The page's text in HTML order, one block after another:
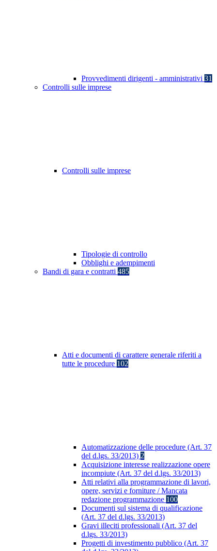
Provvedimenti dirigenti - amministrativi 31
Controlli sulle imprese
Controlli sulle imprese
Tipologie di controllo
Obblighi e adempimenti
Bandi di gara e contratti 485
Atti e documenti di carattere generale riferiti a
tutte le procedure 102
Automatizzazione delle procedure (Art. 37
del d.lgs. 33/2013) 2
Acquisizione interesse realizzazione opere
incompiute (Art. 37 del d.lgs. 33/2013)
Atti relativi alla programmazione di lavori,
opere, servizi e forniture / Mancata
redazione programmazione 100
Documenti sul sistema di qualificazione
(Art. 37 del d.lgs. 33/2013)
Gravi illeciti professionali (Art. 37 del
d.lgs. 33/2013)
Progetti di investimento pubblico (Art. 37